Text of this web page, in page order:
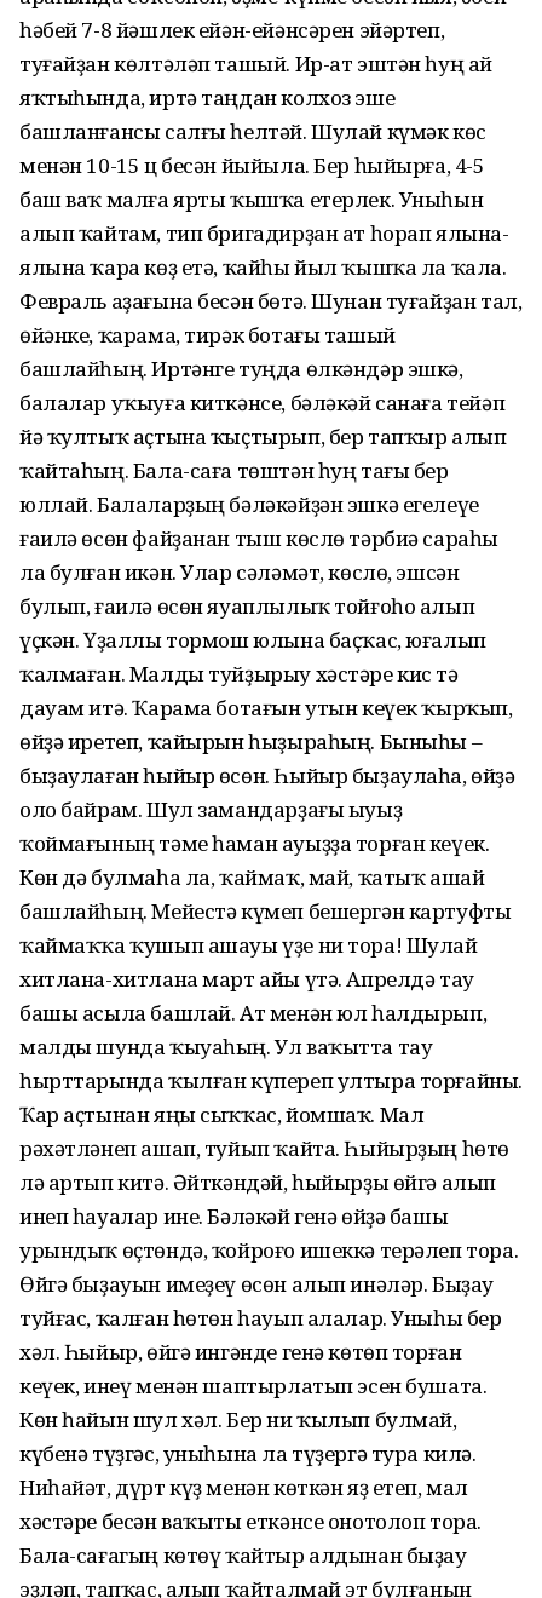
һәбей 7-8 йәшлек ейән-ейәнсәрен эйәртеп,
туғайҙан көлтәләп ташый. Ир-ат эштән һуң ай
яҡтыһында, иртә таңдан колхоз эше
башланғансы салғы һелтәй. Шулай күмәк көс
менән 10-15 ц бесән йыйыла. Бер һыйырға, 4-5
баш ваҡ малға ярты ҡышҡа етерлек. Уныһын
алып ҡайтам, тип бригадирҙан ат һорап ялына-
ялына ҡара көҙ етә, ҡайһы йыл ҡышҡа ла ҡала.
Февраль аҙағына бесән бөтә. Шунан туғайҙан тал,
өйәнке, ҡарама, тирәк ботағы ташый
башлайһың. Иртәнге туңда өлкәндәр эшкә,
балалар уҡыуға киткәнсе, бәләкәй санаға тейәп
йә ҡултыҡ аҫтына ҡыҫтырып, бер тапҡыр алып
ҡайтаһың. Бала-саға төштән һуң тағы бер
юллай. Балаларҙың бәләкәйҙән эшкә егелеүе
ғаилә өсөн файҙанан тыш көслө тәрбиә сараһы
ла булған икән. Улар сәләмәт, көслө, эшсән
булып, ғаилә өсөн яуаплылыҡ тойғоһо алып
үҫкән. Үҙаллы тормош юлына баҫҡас, юғалып
ҡалмаған. Малды туйҙырыу хәстәре кис тә
дауам итә. Ҡарама ботағын утын кеүек ҡырҡып,
өйҙә иретеп, ҡайырын һыҙыраһың. Быныһы –
быҙаулаған һыйыр өсөн. Һыйыр быҙаулаһа, өйҙә
оло байрам. Шул замандарҙағы ыуыҙ
ҡоймағының тәме һаман ауыҙҙа торған кеүек.
Көн дә булмаһа ла, ҡаймаҡ, май, ҡатыҡ ашай
башлайһың. Мейестә күмеп бешергән картуфты
ҡаймаҡҡа ҡушып ашауы үҙе ни тора! Шулай
хитлана-хитлана март айы үтә. Апрелдә тау
башы асыла башлай. Ат менән юл һалдырып,
малды шунда ҡыуаһың. Ул ваҡытта тау
һырттарында ҡылған күпереп ултыра торғайны.
Ҡар аҫтынан яңы сыҡҡас, йомшаҡ. Мал
рәхәтләнеп ашап, туйып ҡайта. Һыйырҙың һөтө
лә артып китә. Әйткәндәй, һыйырҙы өйгә алып
инеп һауалар ине. Бәләкәй генә өйҙә башы
урындыҡ өҫтөндә, ҡойроғо ишеккә терәлеп тора.
Өйгә быҙауын имеҙеү өсөн алып инәләр. Быҙау
туйғас, ҡалған һөтөн һауып алалар. Уныһы бер
хәл. Һыйыр, өйгә ингәнде генә көтөп торған
кеүек, инеү менән шаптырлатып эсен бушата.
Көн һайын шул хәл. Бер ни ҡылып булмай,
күбенә түҙгәс, уныһына ла түҙергә тура килә.
Ниһайәт, дүрт күҙ менән көткән яҙ етеп, мал
хәстәре бесән ваҡыты еткәнсе онотолоп тора.
Бала-сағагың көтөү ҡайтыр алдынан быҙау
эҙләп, тапҡас, алып ҡайталмай эт булғанын